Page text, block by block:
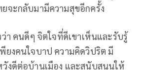
จะกลับมามีความสุขอีกครั้ง
ว่า คนดีๆ จิตใจที่ดีเขาเห็นและรับรู้
ยงคนใจบาป ความคิดวิปริต มี
งดีต่อบ้านเมือง และสนับสนุนให้